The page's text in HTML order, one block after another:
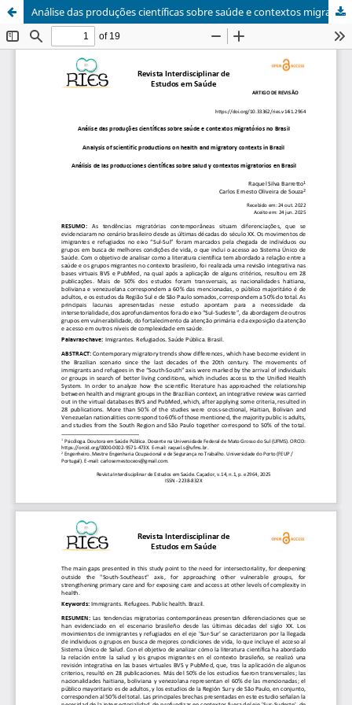
Análise das produções científicas sobre saúde e contextos migratórios no Brasil